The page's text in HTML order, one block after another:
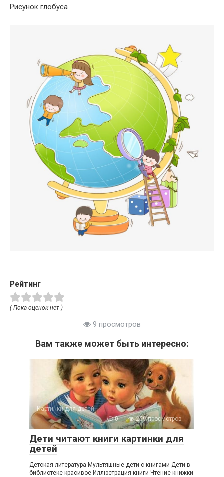
Рисунок глобуса
Рейтинг
( Пока оценок нет )
9 просмотров
Вам также может быть интересно:
Картинки для детей
0
259 просмотров
Дети читают книги картинки для
детей
Детская литература Мультяшные дети с книгами Дети в
библиотеке красивое Иллюстрация книги Чтение книжки